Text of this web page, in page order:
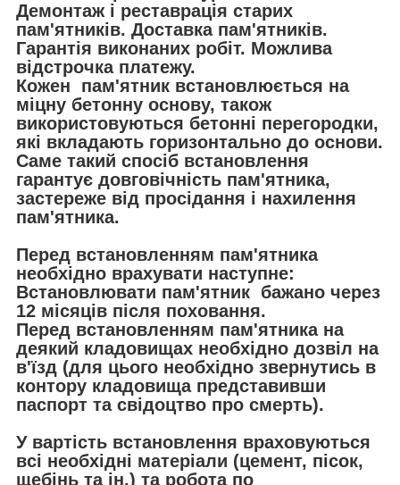
Демонтаж і реставрація старих
пам'ятників. Доставка пам'ятників.
Гарантія виконаних робіт. Можлива
відстрочка платежу.
Кожен пам'ятник встановлюється на
міцну бетонну основу, також
використовуються бетонні перегородки,
які вкладають горизонтально до основи.
Саме такий спосіб встановлення
гарантує довговічність пам'ятника,
застереже від просідання і нахилення
пам'ятника.
Перед встановленням пам'ятника
необхідно врахувати наступне:
Встановлювати пам'ятник бажано через
12 місяців після поховання.
Перед встановленням пам'ятника на
деякий кладовищах необхідно дозвіл на
в'їзд (для цього необхідно звернутись в
контору кладовища представивши
паспорт та свідоцтво про смерть).
У вартість встановлення враховуються
всі необхідні матеріали (цемент, пісок,
щебінь та ін.) та робота по